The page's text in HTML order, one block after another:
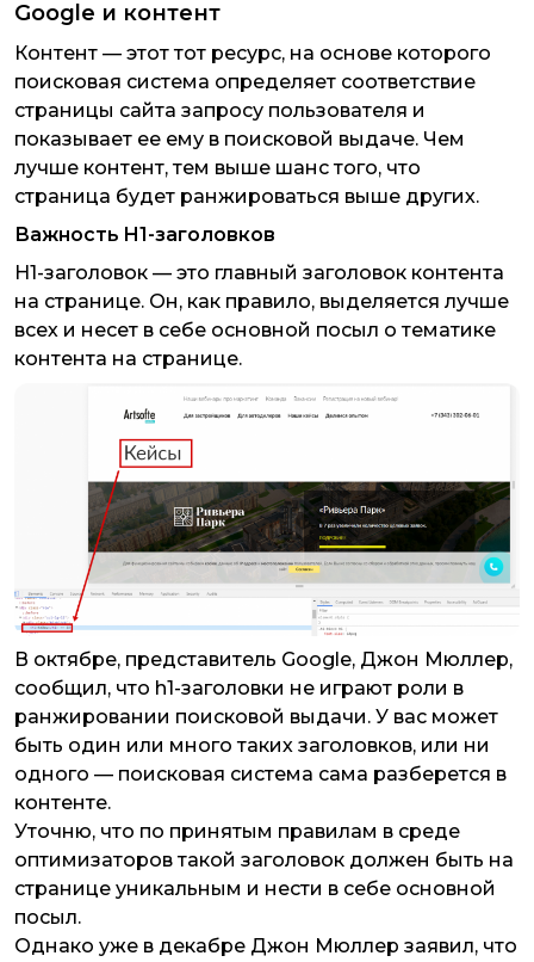
Google и контент
Контент — этот тот ресурс, на основе которого
поисковая система определяет соответствие
страницы сайта запросу пользователя и
показывает ее ему в поисковой выдаче. Чем
лучше контент, тем выше шанс того, что
страница будет ранжироваться выше других.
Важность H1-заголовков
H1-заголовок — это главный заголовок контента
на странице. Он, как правило, выделяется лучше
всех и несет в себе основной посыл о тематике
контента на странице.
В октябре, представитель Google, Джон Мюллер,
сообщил, что h1-заголовки не играют роли в
ранжировании поисковой выдачи. У вас может
быть один или много таких заголовков, или ни
одного — поисковая система сама разберется в
контенте.
Уточню, что по принятым правилам в среде
оптимизаторов такой заголовок должен быть на
странице уникальным и нести в себе основной
посыл.
Однако уже в декабре Джон Мюллер заявил, что